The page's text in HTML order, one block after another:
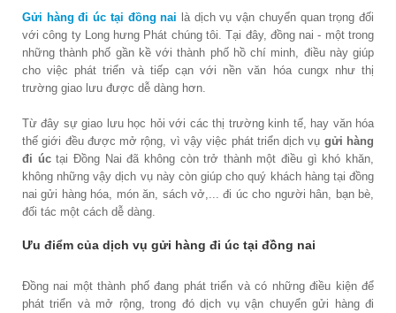
Gửi hàng đi úc tại đồng nai là dịch vụ vận chuyển quan trọng đối
với công ty Long hưng Phát chúng tôi. Tại đây, đồng nai - một trong
những thành phố gần kề với thành phố hồ chí minh, điều này giúp
cho việc phát triển và tiếp cạn với nền văn hóa cungx như thị
trường giao lưu được dễ dàng hơn.
Từ đây sự giao lưu học hỏi với các thị trường kinh tế, hay văn hóa
thế giới đều được mở rộng, vì vậy việc phát triển dịch vụ gửi hàng
đi úctại Đồng Nai đã không còn trở thành một điều gì khó khăn,
không những vậy dịch vụ này còn giúp cho quý khách hàng tại đồng
nai gửi hàng hóa, món ăn, sách vở,... đi úc cho người hân, bạn bè,
đối tác một cách dễ dàng.
Ưu điểm của dịch vụ gửi hàng đi úc tại đồng nai
Đồng nai một thành phố đang phát triển và có những điều kiện để
phát triển và mở rộng, trong đó dịch vụ vận chuyển gửi hàng đi